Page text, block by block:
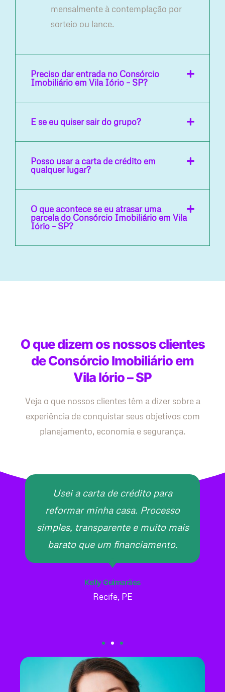
mensalmente à contemplação por
sorteio ou lance.
Preciso dar entrada no Consórcio
Imobiliário em Vila Iório – SP?
E se eu quiser sair do grupo?
Posso usar a carta de crédito em
qualquer lugar?
O que acontece se eu atrasar uma
parcela do Consórcio Imobiliário em Vila
Iório – SP?
O que dizem os nossos clientes
de Consórcio Imobiliário em
Vila Iório – SP
Veja o que nossos clientes têm a dizer sobre a
experiência de conquistar seus objetivos com
planejamento, economia e segurança.
Usei a carta de crédito para
reformar minha casa. Processo
simples, transparente e muito mais
barato que um financiamento.
Kelly Guimarães
Recife, PE